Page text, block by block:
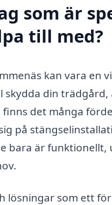
som är
till med?
kan vara en
skydda din
det många
på
bara är funktionellt,
lösningar som ett